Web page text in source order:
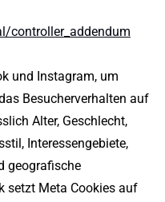
controller_addendum
und Instagram, um
Besucherverhalten auf
Alter, Geschlecht,
Interessengebiete,
geografische
setzt Meta Cookies auf